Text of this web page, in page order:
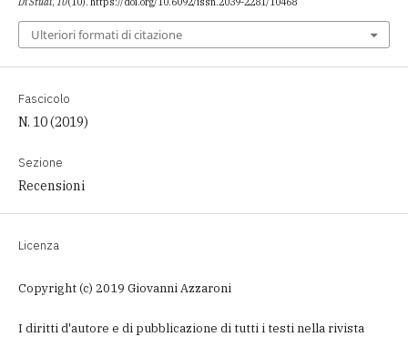
Ulteriori formati di citazione
Fascicolo
N. 10 (2019)
Sezione
Recensioni
Licenza
Copyright (c) 2019 Giovanni Azzaroni
I diritti d'autore e di pubblicazione di tutti i testi nella rivista